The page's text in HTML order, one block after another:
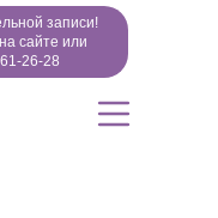
записи!
сайте или
26-28